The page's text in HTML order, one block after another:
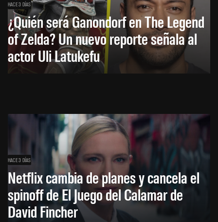
HACE 3 DÍAS
¿Quién será Ganondorf en The Legend
of Zelda? Un nuevo reporte señala al
actor Uli Latukefu
HACE 3 DÍAS
Netflix cambia de planes y cancela el
spinoff de El Juego del Calamar de
David Fincher